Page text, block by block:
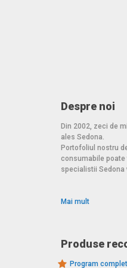
Despre noi
Din 2002, zeci de
ales Sedona.
Portofoliul nostru
consumabile
specialistii Sedona
Mai mult
Produse
Program